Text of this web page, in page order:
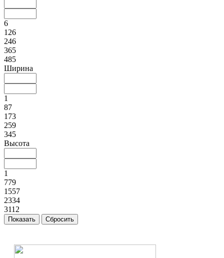
6
126
246
365
485
Ширина
1
87
173
259
345
Высота
1
779
1557
2334
3112